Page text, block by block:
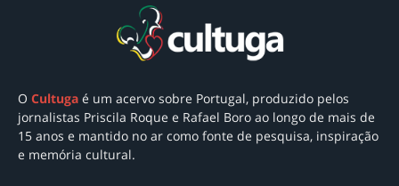
O Cultuga é um acervo sobre Portugal, produzido pelos
jornalistas Priscila Roque e Rafael Boro ao longo de mais de
15 anos e mantido no ar como fonte de pesquisa, inspiração
e memória cultural.